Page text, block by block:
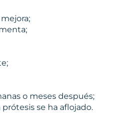
o meses después;
se ha aflojado.